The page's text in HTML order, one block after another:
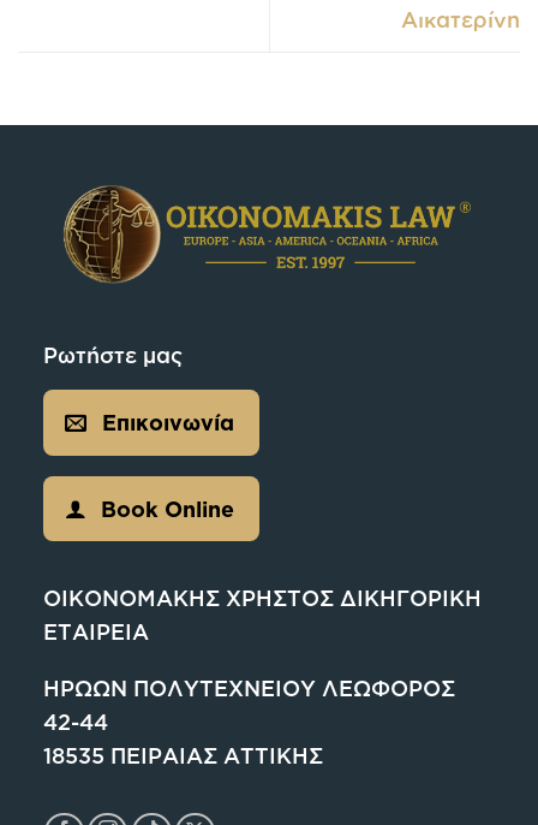
Αικατερίνη
Ρωτήστε μας
Επικοινωνία
Book Online
ΟΙΚΟΝΟΜΑΚΗΣ ΧΡΗΣΤΟΣ ΔΙΚΗΓΟΡΙΚΗ
ΕΤΑΙΡΕΙΑ
ΗΡΩΩΝ ΠΟΛΥΤΕΧΝΕΙΟΥ ΛΕΩΦΟΡΟΣ
42-44
18535 ΠΕΙΡΑΙΑΣ ΑΤΤΙΚΗΣ